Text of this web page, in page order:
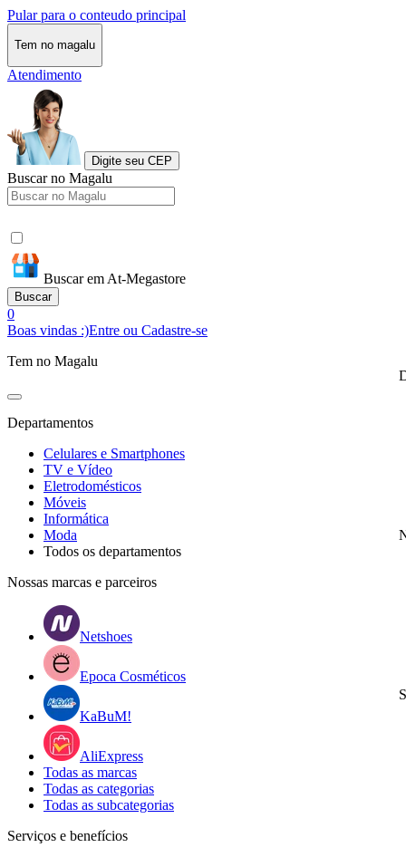
Pular para o conteudo principal
Tem no magalu
Atendimento
Digite seu CEP
Buscar no Magalu
Buscar em At-Megastore
Buscar
0
Boas vindas :)Entre ou Cadastre-se
Tem no Magalu
Departamentos
Celulares e Smartphones
TV e Vídeo
Eletrodomésticos
Móveis
Informática
Moda
Todos os departamentos
Nossas marcas e parceiros
Netshoes
Epoca Cosméticos
KaBuM!
AliExpress
Todas as marcas
Todas as categorias
Todas as subcategorias
Serviços e benefícios